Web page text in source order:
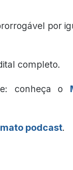
por
completo.
conheça o
podcast.